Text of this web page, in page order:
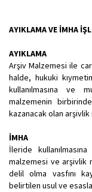
AYIKLAMA VE İMHA
AYIKLAMA
Arşiv Malzemesi ile
halde, hukuki
kullanılmasına ve
malzemenin
kazanacak olan
İMHA
İleride
malzemesi ve arşivlik
delil olma vasfını
belirtilen usul ve